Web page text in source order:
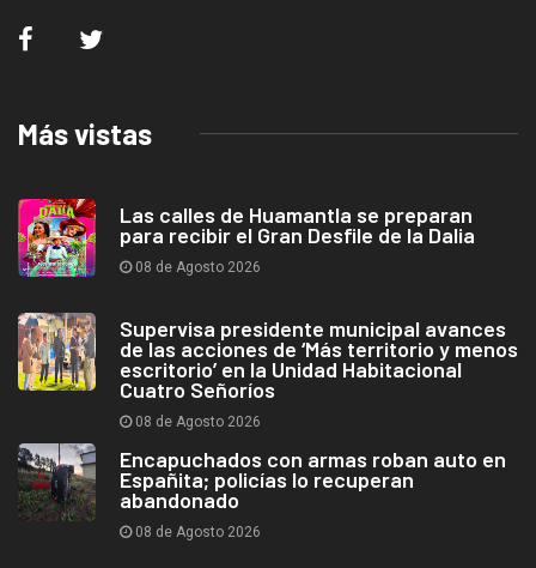
Más vistas
Las calles de Huamantla se preparan
para recibir el Gran Desfile de la Dalia
08 de Agosto 2026
Supervisa presidente municipal avances
de las acciones de ‘Más territorio y menos
escritorio’ en la Unidad Habitacional
Cuatro Señoríos
08 de Agosto 2026
Encapuchados con armas roban auto en
Españita; policías lo recuperan
abandonado
08 de Agosto 2026